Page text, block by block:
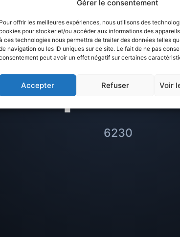
Gérer le consentement
Pour offrir les meilleures expériences, nous utilisons des
pour stocker et/ou accéder aux informations des
ces technologies nous permettra de traiter des données telles
navigation ou les ID uniques sur ce site. Le fait de ne pas
peut avoir un effet négatif sur certaines
Accepter Refuser Voir
à éviter
6230